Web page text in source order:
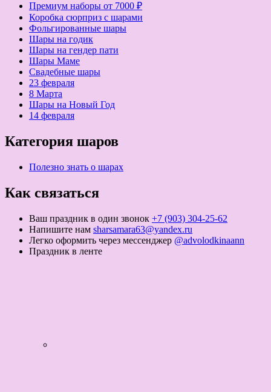
Премиум наборы от 7000 ₽
Коробка сюрприз с шарами
Фольгированные шары
Шары на годик
Шары на гендер пати
Шары Маме
Свадебные шары
23 февраля
8 Марта
Шары на Новый Год
14 февраля
Категория шаров
Полезно знать о шарах
Как связаться
Ваш праздник в один звонок +7 (903) 304-25-62
Напишите нам sharsamara63@yandex.ru
Легко оформить через мессенджер @advolodkinaann
Праздник в ленте